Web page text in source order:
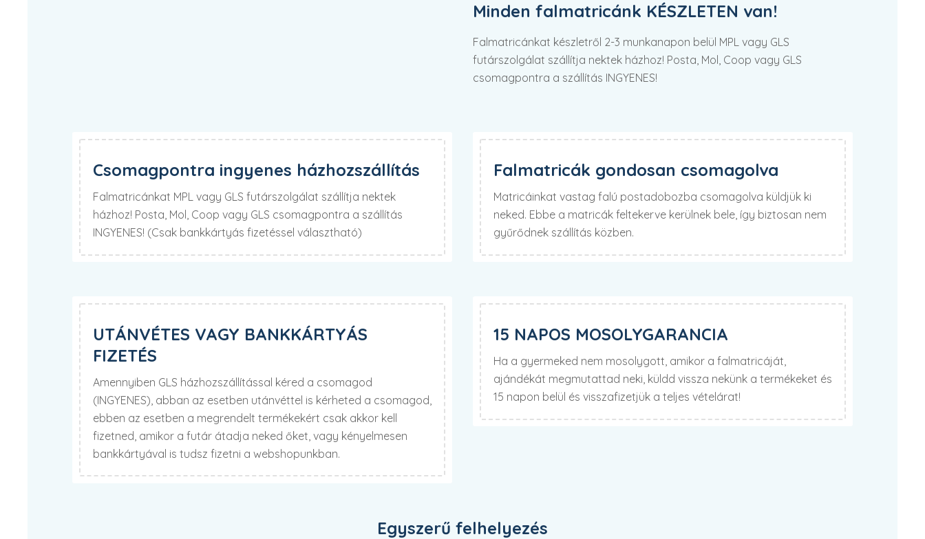
Minden falmatricánk KÉSZLETEN van!
Falmatricánkat készletről 2-3 munkanapon belül MPL vagy GLS
futárszolgálat szállítja nektek házhoz! Posta, Mol, Coop vagy GLS
csomagpontra a szállítás INGYENES!
Csomagpontra ingyenes házhozszállítás
Falmatricánkat MPL vagy GLS futárszolgálat szállítja nektek
házhoz! Posta, Mol, Coop vagy GLS csomagpontra a szállítás
INGYENES! (Csak bankkártyás fizetéssel választható)
Falmatricák gondosan csomagolva
Matricáinkat vastag falú postadobozba csomagolva küldjük ki
neked. Ebbe a matricák feltekerve kerülnek bele, így biztosan nem
gyűrődnek szállítás közben.
UTÁNVÉTES VAGY BANKKÁRTYÁS
FIZETÉS
Amennyiben GLS házhozszállítással kéred a csomagod
(INGYENES), abban az esetben utánvéttel is kérheted a csomagod,
ebben az esetben a megrendelt termékekért csak akkor kell
fizetned, amikor a futár átadja neked őket, vagy kényelmesen
bankkártyával is tudsz fizetni a webshopunkban.
15 NAPOS MOSOLYGARANCIA
Ha a gyermeked nem mosolygott, amikor a falmatricáját,
ajándékát megmutattad neki, küldd vissza nekünk a termékeket és
15 napon belül és visszafizetjük a teljes vételárat!
Egyszerű felhelyezés